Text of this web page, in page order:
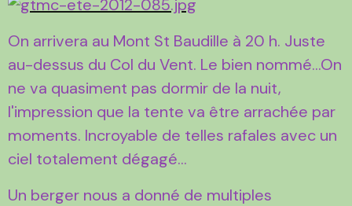
On arrivera au Mont St Baudille à 20 h. Juste
au-dessus du Col du Vent. Le bien nommé...On
ne va quasiment pas dormir de la nuit,
l'impression que la tente va être arrachée par
moments. Incroyable de telles rafales avec un
ciel totalement dégagé...
Un berger nous a donné de multiples